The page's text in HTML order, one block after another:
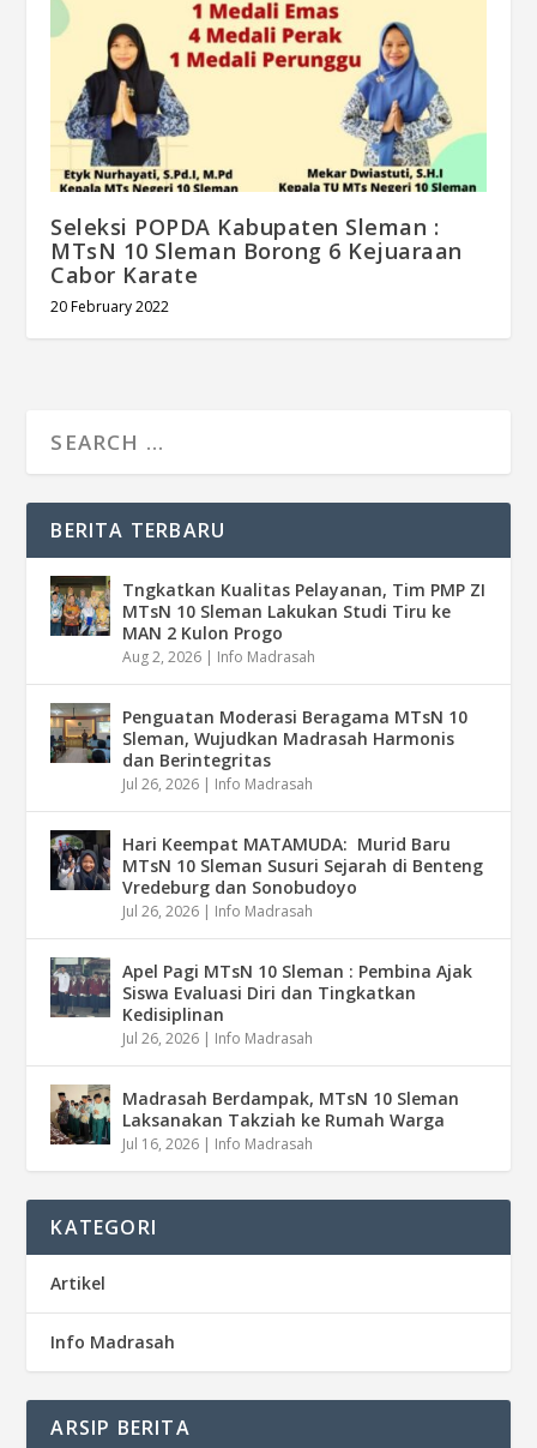
Seleksi POPDA Kabupaten Sleman :
MTsN 10 Sleman Borong 6 Kejuaraan
Cabor Karate
20 February 2022
BERITA TERBARU
Tngkatkan Kualitas Pelayanan, Tim PMP ZI
MTsN 10 Sleman Lakukan Studi Tiru ke
MAN 2 Kulon Progo
Aug 2, 2026 | Info Madrasah
Penguatan Moderasi Beragama MTsN 10
Sleman, Wujudkan Madrasah Harmonis
dan Berintegritas
Jul 26, 2026 | Info Madrasah
Hari Keempat MATAMUDA: Murid Baru
MTsN 10 Sleman Susuri Sejarah di Benteng
Vredeburg dan Sonobudoyo
Jul 26, 2026 | Info Madrasah
Apel Pagi MTsN 10 Sleman : Pembina Ajak
Siswa Evaluasi Diri dan Tingkatkan
Kedisiplinan
Jul 26, 2026 | Info Madrasah
Madrasah Berdampak, MTsN 10 Sleman
Laksanakan Takziah ke Rumah Warga
Jul 16, 2026 | Info Madrasah
KATEGORI
Artikel
Info Madrasah
ARSIP BERITA